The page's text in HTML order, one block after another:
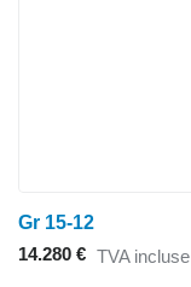
Gr 15-12
14.280 € TVA incluse